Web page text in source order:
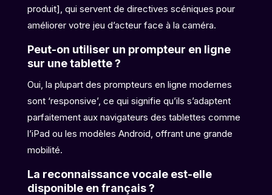
produit], qui servent de directives scéniques pour
améliorer votre jeu d’acteur face à la caméra.
Peut-on utiliser un prompteur en ligne
sur une tablette ?
Oui, la plupart des prompteurs en ligne modernes
sont ‘responsive’, ce qui signifie qu’ils s’adaptent
parfaitement aux navigateurs des tablettes comme
l’iPad ou les modèles Android, offrant une grande
mobilité.
La reconnaissance vocale est-elle
disponible en français ?